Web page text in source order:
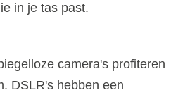
in je tas past.
camera's profiteren
DSLR's hebben een